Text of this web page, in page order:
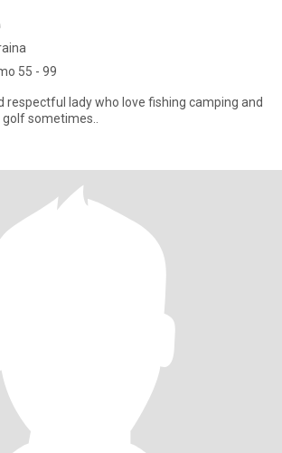
55 - 99
respectful lady who love fishing camping and
sometimes..